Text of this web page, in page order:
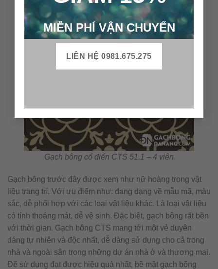
MIỄN PHÍ VẬN CHUYỂN
LIÊN HỆ 0981.675.275
Gạch bông cổ điển CTS 51.1 – 4 viên
Gạch bông trước đây được xem như nữ hoàng trong vật
liệu trang trí. Với ưu điểm như: đang dạng về mẫu mã, màu
sắc, dễ phối hợp với các loại vật liệu khác. Là loại vật liệu
có tính thoáng mát, dễ vệ sinh. Đặc biệt, gạch bông rất bền
với thời gian. Gạch bông CTS mang tới một vẻ duyên
dáng tự nhiên và độc nhất, dễ dàng sử dụng cho cả trong
nhà và ngoài sân trong những dự án nhà ở và thương mại.
Để sử dụng đạt được hiệu quả nhất, bề mặt gạch bông